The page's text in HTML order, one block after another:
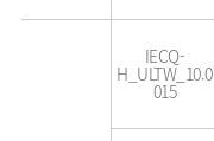
IECQ-
H_ULTW_10.0
015